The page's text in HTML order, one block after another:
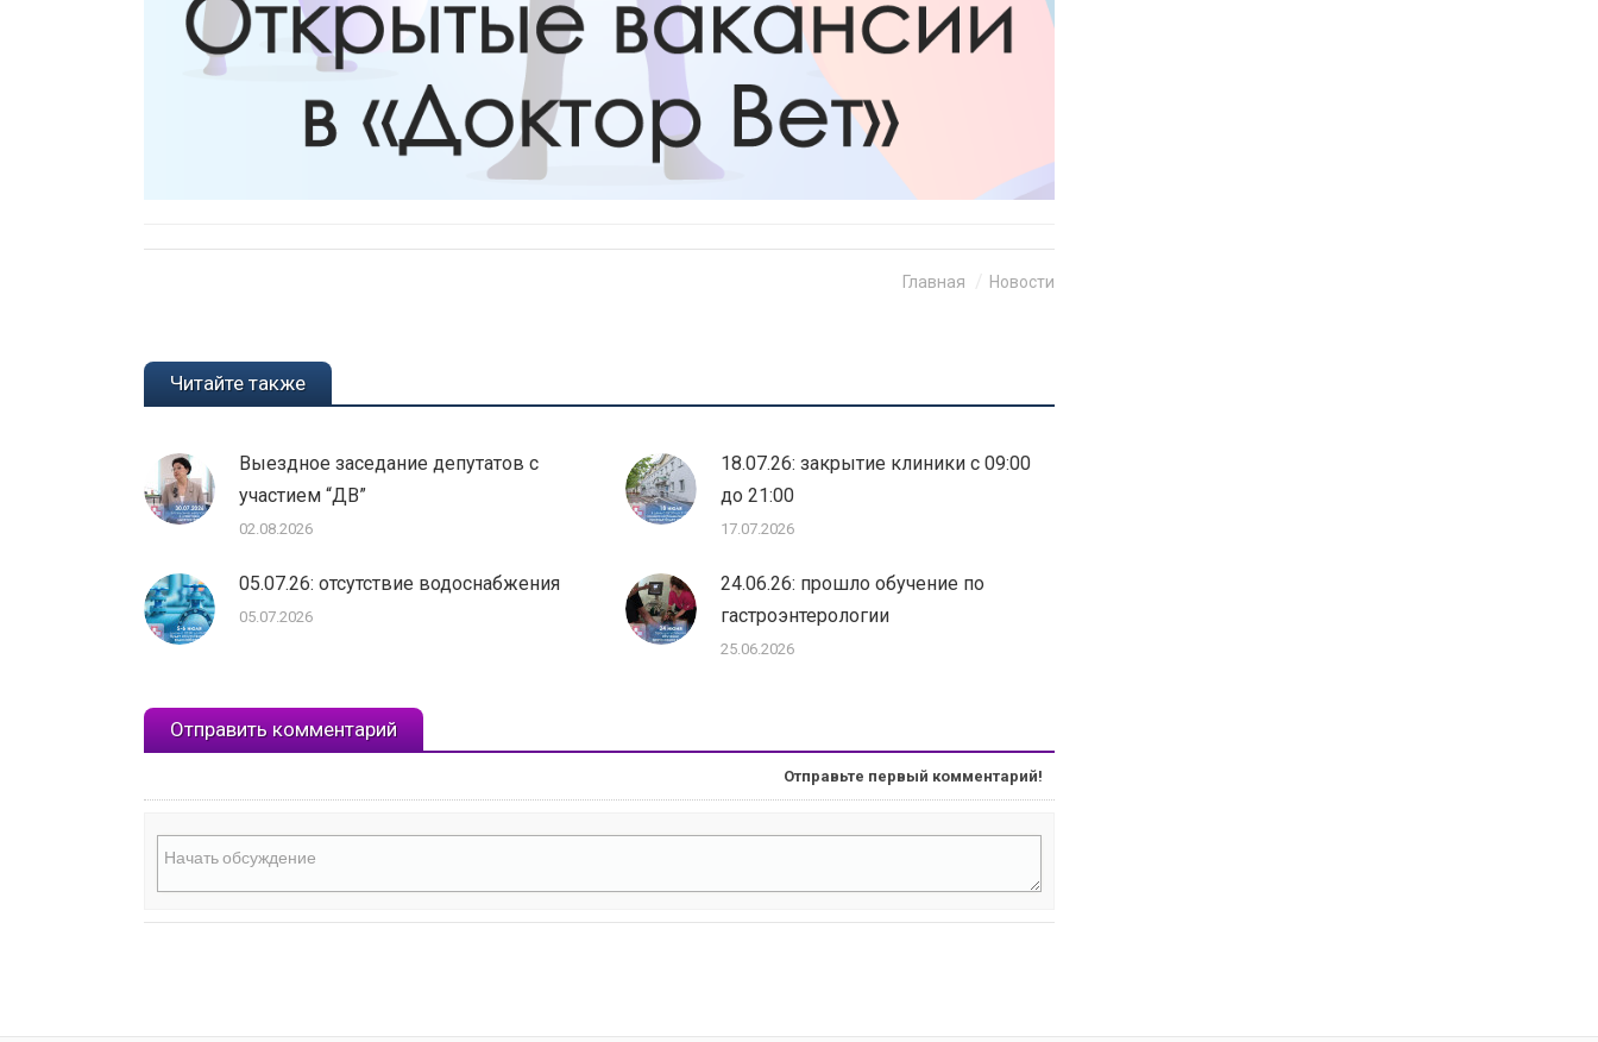
Главная Новости
Читайте также
Выездное заседание депутатов с
участием “ДВ”
02.08.2026
18.07.26: закрытие клиники с 09:00
до 21:00
17.07.2026
05.07.26: отсутствие водоснабжения
05.07.2026
24.06.26: прошло обучение по
гастроэнтерологии
25.06.2026
Отправить комментарий
Отправьте первый комментарий!